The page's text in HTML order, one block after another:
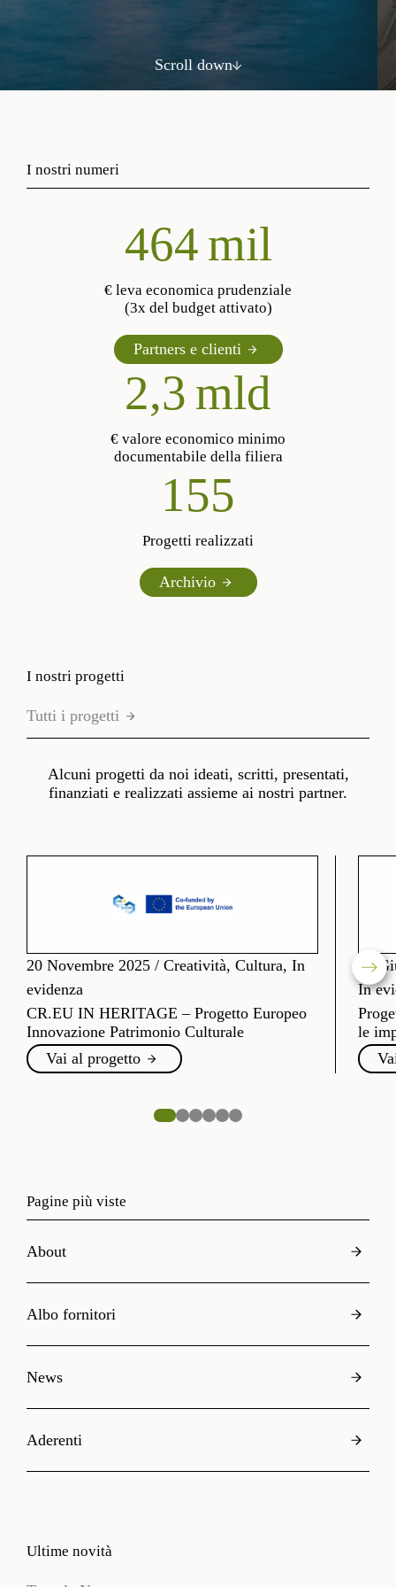
Scroll down
I nostri numeri
560mil
€ leva economica prudenziale
(3x del budget attivato)
Partners e clienti
2,3 mld
€ valore economico minimo
documentabile della filiera
187
Progetti realizzati
Archivio
I nostri progetti
Tutti i progetti
Alcuni progetti da noi ideati, scritti, presentati,
finanziati e realizzati assieme ai nostri partner.
20 Novembre 2025 / Creatività, Cultura, In
evidenza
CR.EU IN HERITAGE – Progetto Europeo
Innovazione Patrimonio Culturale
Vai al progetto
26
In
le
Pagine più viste
About
Albo fornitori
News
Aderenti
Ultime novità